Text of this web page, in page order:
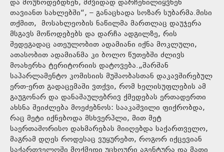
და მოუწოდებდნენ, მშვიდად დარჩენილიყვნენ
თავიანთ სახლებში“, – განაცხადა სოზარ სუბარმა.მისი
თქმით, მოსახლეობის ნაწილმა მართლაც დაუჯერა
მსგავს მოწოდებებს და დარჩა ადგილზე, რის
შედეგადაც ათეულობით ადამიანი იქნა მოკლული,
ათასობით ადამიანმა კი ბოლო წუთებში ძლივს
მოახერხა ტერიტორიის დატოვება.„შარშან
საპარლამენტო კომისიის მუშაობასთან დაკავშირებულ
ერთ-ერთ გადაცემაში ვთქვი, რომ ხელისუფლების ამ
გაუგონარ და დანაშაულებრივ ქმედებას ერთადერთი
ახსნა შეიძლება მოეძებნოს: სააკაშვილი ფიქრობდა,
რაც მეტი იქნებოდა მსხვერპლი, მით მეტ
საერთაშორისო დახმარებას მიიღებდა საქართველო,
მაგრამ დღეს როდესაც ვუყურებთ, როგორ იქცევიან